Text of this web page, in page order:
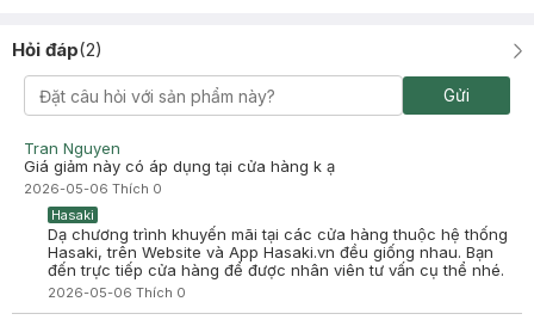
Hỏi đáp(2)
Gửi
Tran Nguyen
Giá giảm này có áp dụng tại cửa hàng k ạ
2026-05-06 Thích 0
Hasaki
Dạ chương trình khuyến mãi tại các cửa hàng thuộc hệ thống
Hasaki, trên Website và App Hasaki.vn đều giống nhau. Bạn
đến trực tiếp cửa hàng để được nhân viên tư vấn cụ thể nhé.
2026-05-06 Thích 0